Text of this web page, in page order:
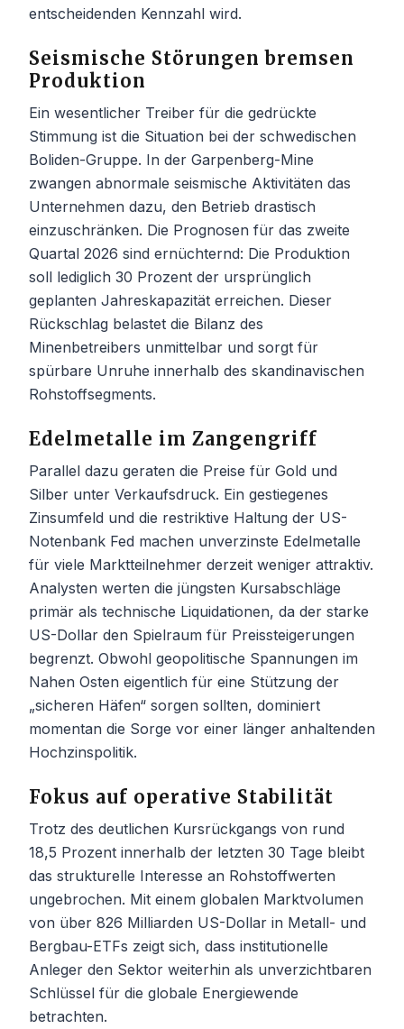
entscheidenden Kennzahl wird.
Seismische Störungen bremsen
Produktion
Ein wesentlicher Treiber für die gedrückte
Stimmung ist die Situation bei der schwedischen
Boliden-Gruppe. In der Garpenberg-Mine
zwangen abnormale seismische Aktivitäten das
Unternehmen dazu, den Betrieb drastisch
einzuschränken. Die Prognosen für das zweite
Quartal 2026 sind ernüchternd: Die Produktion
soll lediglich 30 Prozent der ursprünglich
geplanten Jahreskapazität erreichen. Dieser
Rückschlag belastet die Bilanz des
Minenbetreibers unmittelbar und sorgt für
spürbare Unruhe innerhalb des skandinavischen
Rohstoffsegments.
Edelmetalle im Zangengriff
Parallel dazu geraten die Preise für Gold und
Silber unter Verkaufsdruck. Ein gestiegenes
Zinsumfeld und die restriktive Haltung der US-
Notenbank Fed machen unverzinste Edelmetalle
für viele Marktteilnehmer derzeit weniger attraktiv.
Analysten werten die jüngsten Kursabschläge
primär als technische Liquidationen, da der starke
US-Dollar den Spielraum für Preissteigerungen
begrenzt. Obwohl geopolitische Spannungen im
Nahen Osten eigentlich für eine Stützung der
„sicheren Häfen“ sorgen sollten, dominiert
momentan die Sorge vor einer länger anhaltenden
Hochzinspolitik.
Fokus auf operative Stabilität
Trotz des deutlichen Kursrückgangs von rund
18,5 Prozent innerhalb der letzten 30 Tage bleibt
das strukturelle Interesse an Rohstoffwerten
ungebrochen. Mit einem globalen Marktvolumen
von über 826 Milliarden US-Dollar in Metall- und
Bergbau-ETFs zeigt sich, dass institutionelle
Anleger den Sektor weiterhin als unverzichtbaren
Schlüssel für die globale Energiewende
betrachten.